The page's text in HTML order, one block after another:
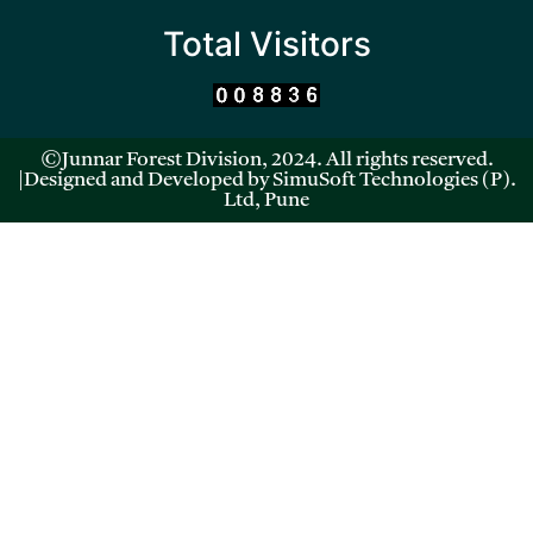
Total Visitors
©Junnar Forest Division, 2024. All rights reserved.
|Designed and Developed by SimuSoft Technologies (P).
Ltd, Pune